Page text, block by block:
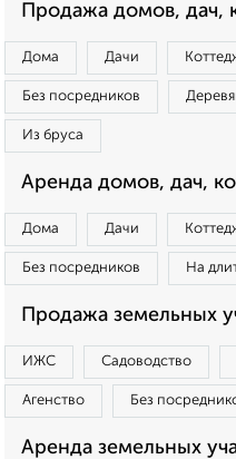
Продажа домов, дач,
Дома Дачи
Без посредников
Из бруса
Аренда домов, дач,
Дома Дачи
Без посредников На
Продажа земельных
ИЖС Садоводство
Агенство Без
Аренда земельных